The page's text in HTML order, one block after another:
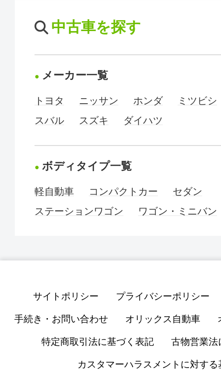
中古車を探す
メーカー一覧
トヨタ ニッサン ホンダ
ミツビシ
スバル
スズキ ダイハツ
ボディタイプ一覧
軽自動車 コンパクトカー
セダン
ステーションワゴン
ワゴン・ミニバン
サイトポリシー プライバシーポリシー
手続き・お問い合わせ オリックス自動車
特定商取引法に基づく表記 古物営業法
カスタマーハラスメントに対する